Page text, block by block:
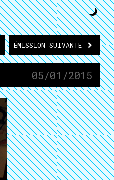
ÉMISSION SUIVANTE
05/01/2015